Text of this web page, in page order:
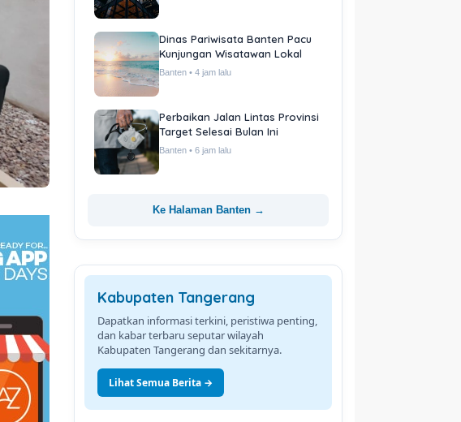
Dinas Pariwisata Banten Pacu
Kunjungan Wisatawan Lokal
Banten • 4 jam lalu
Perbaikan Jalan Lintas Provinsi
Target Selesai Bulan Ini
Banten • 6 jam lalu
Ke Halaman Banten →
Kabupaten Tangerang
Dapatkan informasi terkini, peristiwa penting,
dan kabar terbaru seputar wilayah
Kabupaten Tangerang dan sekitarnya.
Lihat Semua Berita →